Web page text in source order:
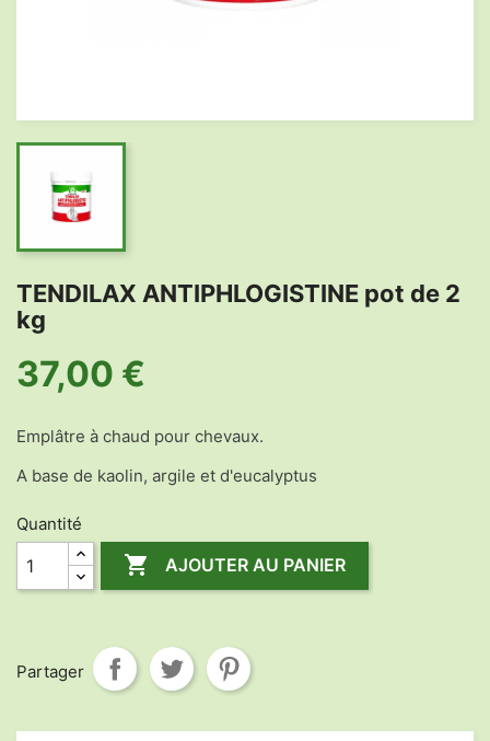
TENDILAX ANTIPHLOGISTINE pot de 2
kg
37,00 €
Emplâtre à chaud pour chevaux.
A base de kaolin, argile et d'eucalyptus
Quantité
 AJOUTER AU PANIER
Partager